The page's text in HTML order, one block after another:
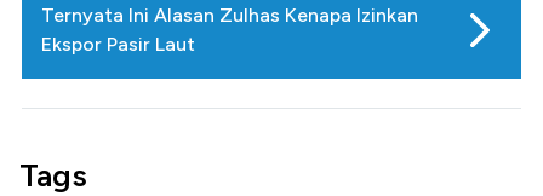
Ternyata Ini Alasan Zulhas Kenapa Izinkan
Ekspor Pasir Laut
Tags